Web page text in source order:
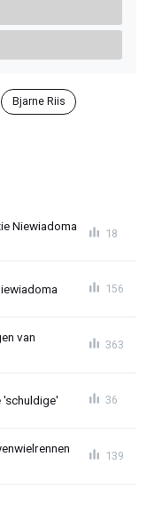
Bjarne Riis
Niewiadoma
18
156
van
363
36
139